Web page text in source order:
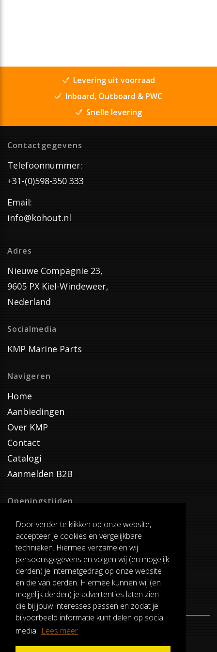
Door verder te klikken op onze website,
accepteer je cookies en vergelijkbare
technieken. Hiermee verzamelen wij
persoonsgegevens en volgen wij (en mogelijk
derden) je internetgedrag op onze website
en die van derden. Hiermee kunnen wij (en
mogelijk derden) je advertenties laten zien
die bij jouw interesses passen en zodat je
bijvoorbeeld informatie kunt delen op social
media. Lees meer
Levering uit voorraad
Inboard, Outboard & PWC
Snelle levering
Contactgegevens
Telefoonnummer:
+31-(0)598-350 333
Email:
info@kohout.nl
Adres
Nieuwe Compagnie 23,
9605 PX Kiel-Windeweer,
Nederland
Socialmedia
KMP Marine Parts
Navigeren
Home
Aanbiedingen
Over KMP
Contact
Catalogi
Aanmelden B2B
Openingstijden
Verzenddagen
Pauze
12:30-13:00
ALGEMENE VOORWAARDEN